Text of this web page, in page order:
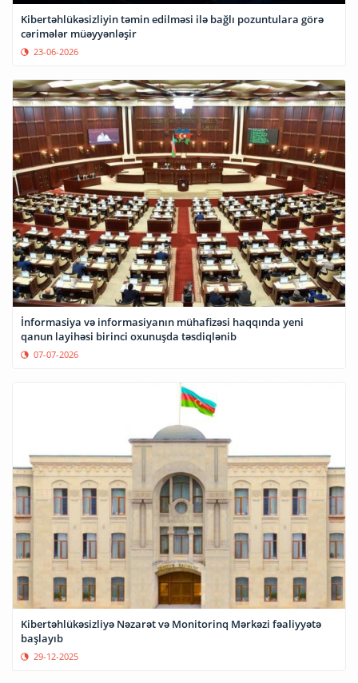
Kibertəhlükəsizliyin təmin edilməsi ilə bağlı pozuntulara görə
cərimələr müəyyənləşir
23-06-2026
İnformasiya və informasiyanın mühafizəsi haqqında yeni
qanun layihəsi birinci oxunuşda təsdiqlənib
07-07-2026
Kibertəhlükəsizliyə Nəzarət və Monitorinq Mərkəzi fəaliyyətə
başlayıb
29-12-2025